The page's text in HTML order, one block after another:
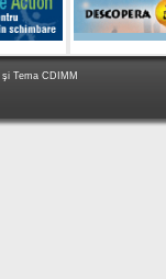
şi Tema CDIMM